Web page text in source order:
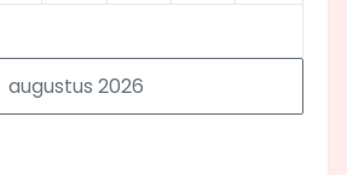
augustus 2026